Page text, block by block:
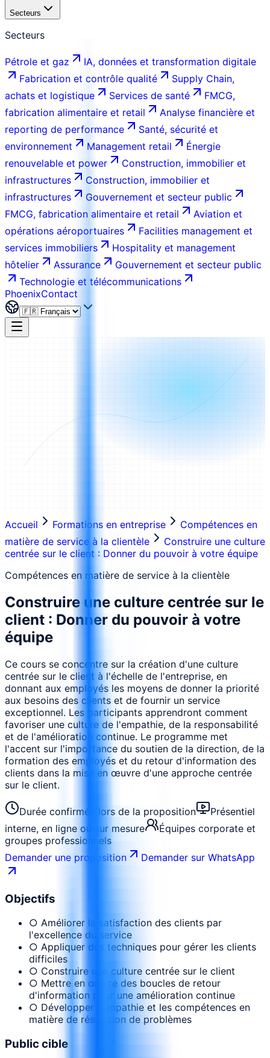
Secteurs
Secteurs
Pétrole et gaz
IA, données et transformation digitale
Fabrication et contrôle qualité
Supply Chain,
achats et logistique
Services de santé
FMCG,
fabrication alimentaire et retail
Analyse financière et
reporting de performance
Santé, sécurité et
environnement
Management retail
Énergie
renouvelable et power
Construction, immobilier et
infrastructures
Construction, immobilier et
infrastructures
Gouvernement et secteur public
FMCG, fabrication alimentaire et retail
Aviation et
opérations aéroportuaires
Facilities management et
services immobiliers
Hospitality et management
hôtelier
Assurance
Gouvernement et secteur public
Technologie et télécommunications
PhoenixContact
Accueil Formations en entreprise
Compétences en
matière de service à la clientèle
Construire une culture
centrée sur le client : Donner du pouvoir à votre équipe
Compétences en matière de service à la clientèle
Construire une culture centrée sur le
client : Donner du pouvoir à votre
équipe
Ce cours se concentre sur la création d'une culture
centrée sur le client à l'échelle de l'entreprise, en
donnant aux employés les moyens de donner la priorité
aux besoins des clients et de fournir un service
exceptionnel. Les participants apprendront comment
favoriser une culture de l'empathie, de la responsabilité
et de l'amélioration continue. Le programme met
l'accent sur l'importance du soutien de la direction, de la
formation des employés et du retour d'information des
clients dans la mise en œuvre d'une approche centrée
sur le client.
Durée confirmée lors de la proposition
Présentiel
interne, en ligne ou sur mesure
Équipes corporate et
groupes professionnels
Demander une proposition
Demander sur WhatsApp
Objectifs
○ Améliorer la satisfaction des clients par
l'excellence du service
○ Appliquer des techniques pour gérer les clients
difficiles
○ Construire une culture centrée sur le client
○ Mettre en œuvre des boucles de retour
d'information pour une amélioration continue
○ Développer l'empathie et les compétences en
matière de résolution de problèmes
Public cible